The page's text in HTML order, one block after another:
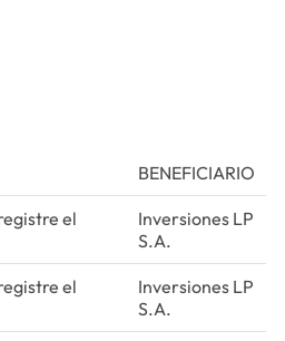
BENEFICIARIO
el
Inversiones LP
S.A.
el
Inversiones LP
S.A.